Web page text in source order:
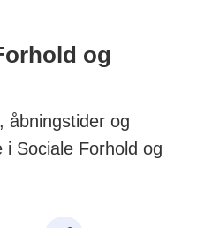
og
åbningstider og
Sociale Forhold og